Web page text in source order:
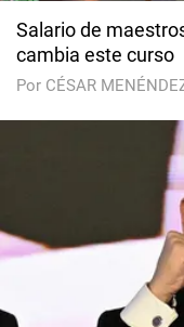
Salario de
cambia este curso
Por CÉSAR